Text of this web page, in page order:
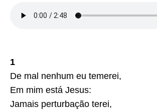
1
De mal nenhum eu temerei,
Em mim está Jesus:
Jamais perturbação terei,